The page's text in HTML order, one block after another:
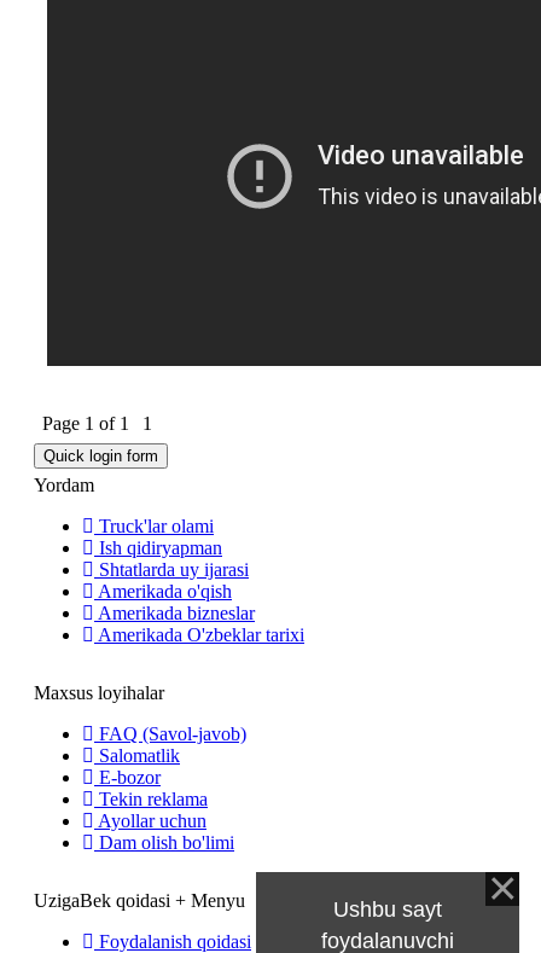
Page 1 of 1 1
Yordam
Truck'lar olami
Ish qidiryapman
Shtatlarda uy ijarasi
Amerikada o'qish
Amerikada bizneslar
Amerikada O'zbeklar tarixi
Maxsus loyihalar
FAQ (Savol-javob)
Salomatlik
E-bozor
Tekin reklama
Ayollar uchun
Dam olish bo'limi
UzigaBek qoidasi + Menyu
Foydalanish qoidasi
Ushbu sayt
foydalanuvchi